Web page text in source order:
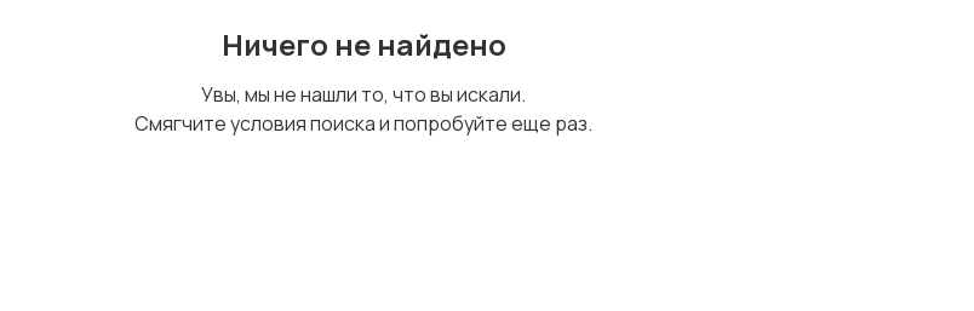
Ничего не найдено
Увы, мы не нашли то, что вы искали.
Смягчите условия поиска и попробуйте еще раз.